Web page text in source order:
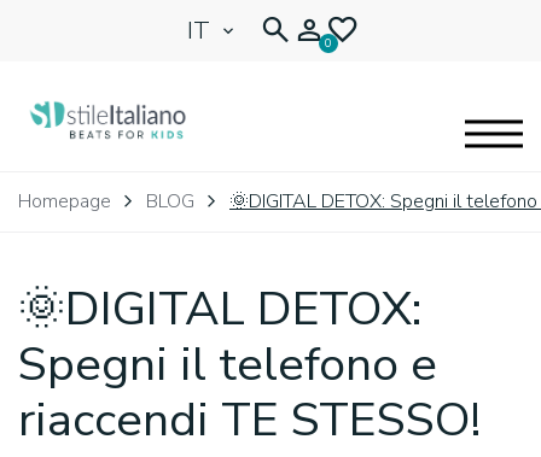
IT 0
EYEGLASSES
🩷 OUR HEART
Homepage BLOG 🌞DIGITAL DETOX: Spegni il
🌞DIGITAL DETOX:
Spegni il telefono e
riaccendi TE STESSO!